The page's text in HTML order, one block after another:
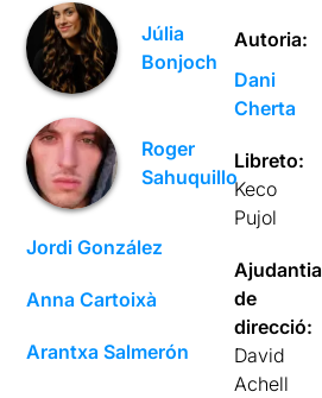
Júlia
Bonjoch
Roger
Sahuquillo
Jordi González
Anna Cartoixà
Arantxa Salmerón
Autoria:
Dani
Cherta
Libreto:
Keco
Pujol
Ajudantia
de
direcció:
David
Achell